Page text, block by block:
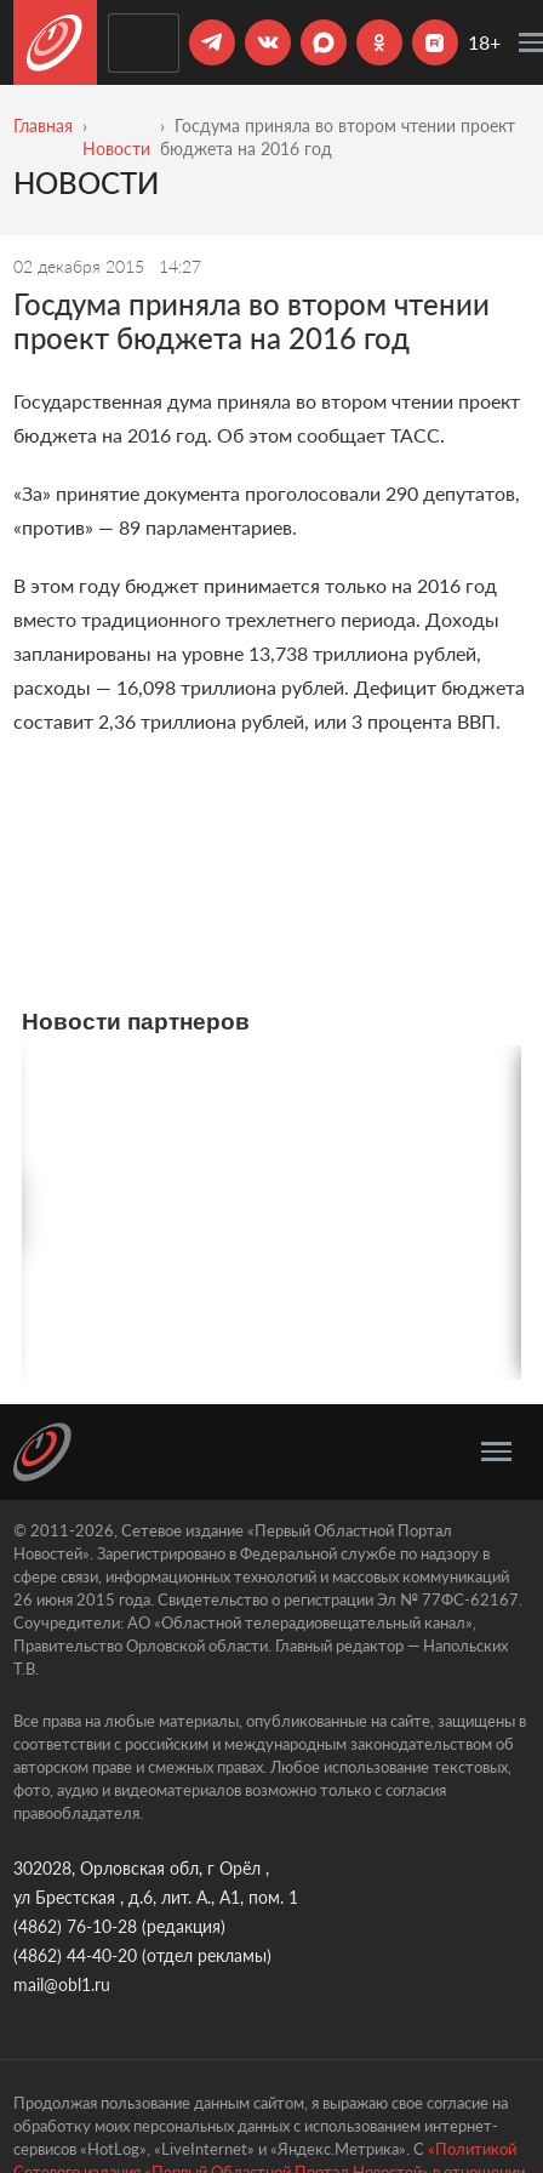
18+
Главная
Новости
Госдума приняла во втором чтении проект
бюджета на 2016 год
НОВОСТИ
02 декабря 2015 14:27
Госдума приняла во втором чтении
проект бюджета на 2016 год
Государственная дума приняла во втором чтении проект
бюджета на 2016 год. Об этом сообщает ТАСС
«За» принятие документа проголосовали 290 депутатов,
«против» — 89 парламентариев.
В этом году бюджет принимается только на 2016 год
вместо традиционного трехлетнего периода. Доходы
запланированы на уровне 13,738 триллиона рублей,
расходы — 16,098 триллиона рублей. Дефицит бюджета
составит 2,36 триллиона рублей, или 3 процента ВВП.
Новости партнеров
© 2011-2026, Сетевое издание «Первый Областной Портал
Новостей». Зарегистрировано в Федеральной службе по надзору в
сфере связи, информационных технологий и массовых коммуникаций
26 июня 2015 года. Свидетельство о регистрации Эл № 77ФС-62167.
Соучредители: АО «Областной телерадиовещательный канал»,
Правительство Орловской области. Главный редактор — Напольских
Т.В.
Все права на любые материалы, опубликованные на сайте, защищены в
соответствии с российским и международным законодательством об
авторском праве и смежных правах. Любое использование текстовых,
фото, аудио и видеоматериалов возможно только с согласия
правообладателя.
302028, Орловская обл, г Орёл ,
ул Брестская , д.6, лит. А., А1, пом. 1
(4862) 76-10-28(редакция)
(4862) 44-40-20(отдел рекламы)
mail@obl1.ru
Продолжая пользование данным сайтом, я выражаю свое согласие на
обработку моих персональных данных с использованием интернет-
сервисов «HotLog», «LiveInternet» и «Яндекс.Метрика». С «Политикой